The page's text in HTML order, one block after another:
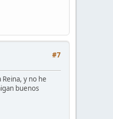
#7
y no he
buenos